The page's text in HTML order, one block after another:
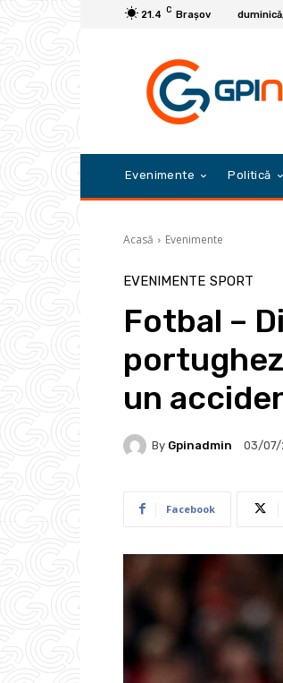
21.4 C Braşov
Evenimente Politică
Acasă Evenimente
EVENIMENTE SPORT
Fotbal –
un
By Gpinadmin 03/07/
Facebook